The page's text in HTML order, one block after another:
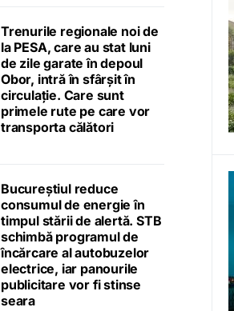
Trenurile regionale noi de
la PESA, care au stat luni
de zile garate în depoul
Obor, intră în sfârșit în
circulație. Care sunt
primele rute pe care vor
transporta călători
Bucureștiul reduce
consumul de energie în
timpul stării de alertă. STB
schimbă programul de
încărcare al autobuzelor
electrice, iar panourile
publicitare vor fi stinse
seara